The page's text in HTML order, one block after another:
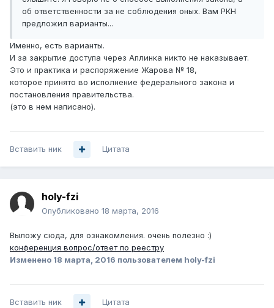
об ответственности за не соблюдения оных. Вам РКН
предложил варианты...
Именно, есть варианты.
И за закрытие доступа через Аплинка никто не наказывает.
Это и практика и распоряжение Жарова № 18,
которое принято во исполнение федерального закона и
постановления правительства.
(это в нем написано).
Вставить ник Цитата
holy-fzi
Опубликовано 18 марта, 2016
Выложу сюда, для ознакомления. очень полезно :)
конференция вопрос/ответ по реестру
Изменено 18 марта, 2016 пользователем holy-fzi
Вставить ник Цитата